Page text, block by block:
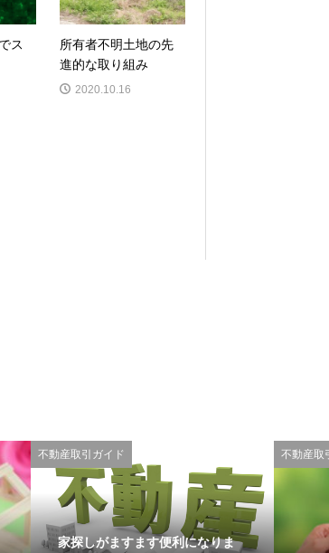
ス
所有者不明土地の先
進的な取り組み
2020.10.16
不動産取引ガイド
家探しがますます便利になりま
不動産取